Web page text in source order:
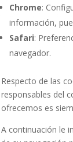
Chrome:
información,
Safari:
navegador.
Respecto de las
responsables del
ofrecemos es
A continuación le